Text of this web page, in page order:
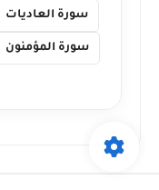
سورة العاديات
سورة المؤمنون